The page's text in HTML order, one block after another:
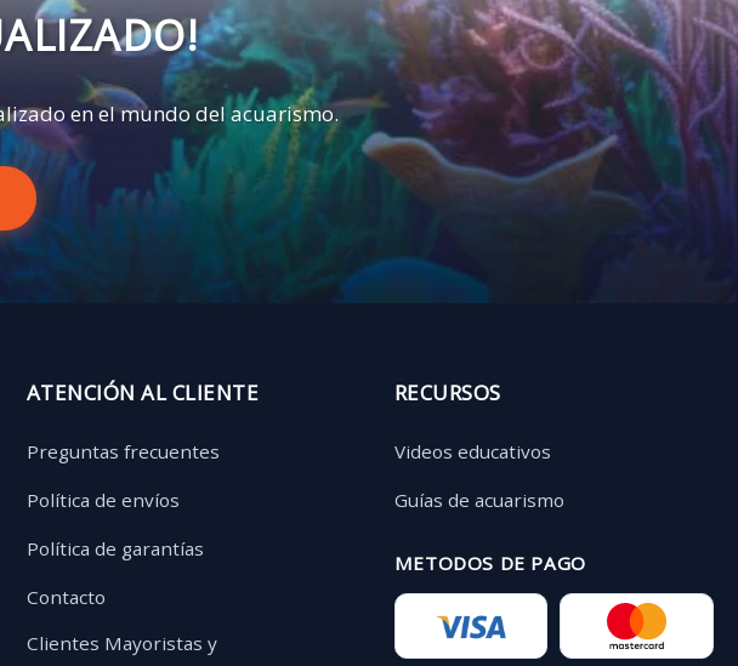
en el mundo del acuarismo.
ATENCIÓN AL CLIENTE
Preguntas frecuentes
Política de envíos
Política de garantías
Contacto
Clientes Mayoristas y
RECURSOS
Videos educativos
Guías de acuarismo
METODOS DE PAGO